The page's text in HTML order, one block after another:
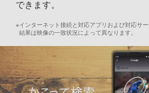
できます。
※インターネット接続と対応アプリおよび対応サー
結果は映像の一致状況によって異なります。